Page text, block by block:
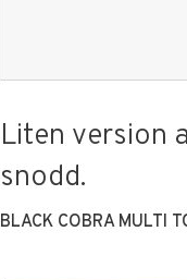
Liten version
snodd.
BLACK COBRA MULTI